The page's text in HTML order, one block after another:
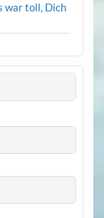
war toll, Dich